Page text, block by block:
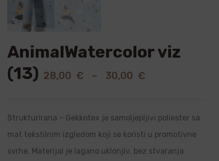
AnimalWatercolor viz
(13) 28,00 € – 30,00 €
Strukturirana – Gekkotex je samoljepljivi poliester sa
mat tekstilnim izgledom koji se koristi u promotivne
svrhe. Materijal je lagano uklonjiv, bez stvaranja